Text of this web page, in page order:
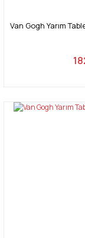
Van Gogh Yarım